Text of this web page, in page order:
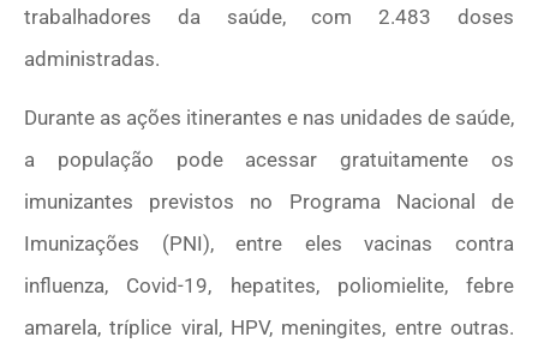
trabalhadores da saúde, com 2.483 doses
administradas.
Durante as ações itinerantes e nas unidades de saúde,
a população pode acessar gratuitamente os
imunizantes previstos no Programa Nacional de
Imunizações (PNI), entre eles vacinas contra
influenza, Covid-19, hepatites, poliomielite, febre
amarela, tríplice viral, HPV, meningites, entre outras.